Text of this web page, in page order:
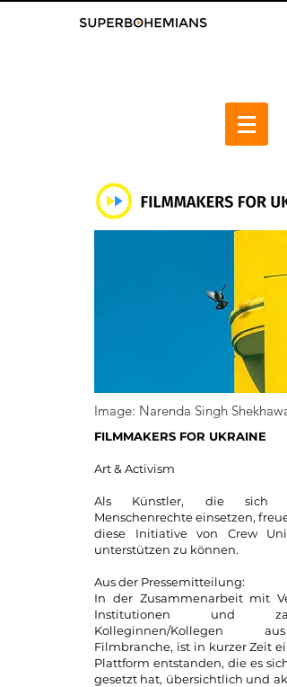
Image: Narenda Singh Shekhawat
FILMMAKERS FOR UKRAINE
Art & Activism
Als Künstler, die sich
Menschenrechte einsetzen,
diese Initiative von Crew
unterstützen zu können.
Aus der Pressemitteilung:
In der Zusammenarbeit mit
Institutionen und
Kolleginnen/Kollegen
Filmbranche, ist in kurzer Zeit
Plattform entstanden, die es
gesetzt hat, übersichtlich und